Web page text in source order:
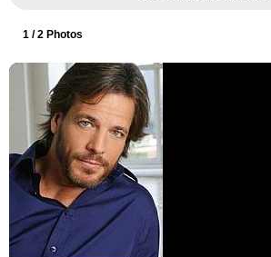
1 / 2 Photos